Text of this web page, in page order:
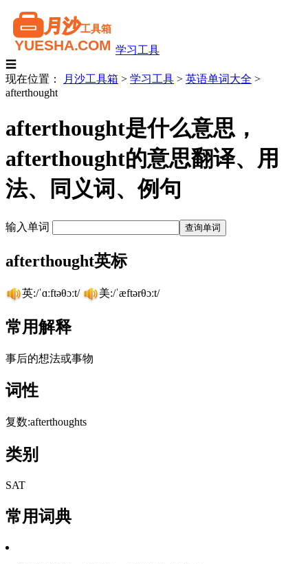
学习工具
☰
现在位置：
月沙工具箱 > 学习工具 > 英语单词大全 >
afterthought
afterthought是什么意思，
afterthought的意思翻译、用
法、同义词、例句
输入单词
afterthought英标
英:/ˈɑːftəθɔːt/ 美:/ˈæftərθɔːt/
常用解释
事后的想法或事物
词性
复数:afterthoughts
类别
SAT
常用词典